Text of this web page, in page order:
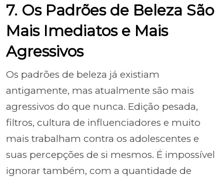
7. Os Padrões de Beleza São
Mais Imediatos e Mais
Agressivos
Os padrões de beleza já existiam
antigamente, mas atualmente são mais
agressivos do que nunca. Edição pesada,
filtros, cultura de influenciadores e muito
mais trabalham contra os adolescentes e
suas percepções de si mesmos. É impossível
ignorar também, com a quantidade de